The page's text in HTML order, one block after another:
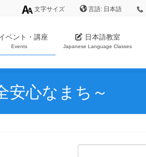
文字サイズ 言語:
ベント・講座
Events
日本語教室
Japanese Language Classes
心なまち～